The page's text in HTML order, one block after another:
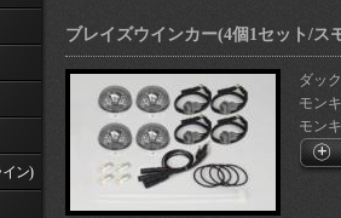
ン)
ブレイズウインカー(4個1セット/ス
ダッ
モン
モン